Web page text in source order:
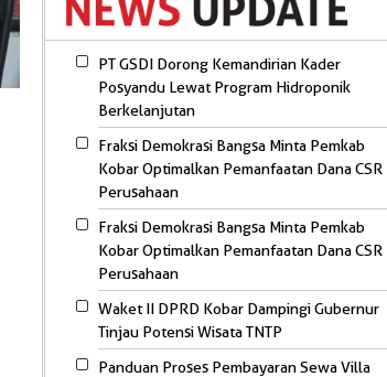
PT GSDI Dorong Kemandirian Kader
Posyandu Lewat Program Hidroponik
Berkelanjutan
Fraksi Demokrasi Bangsa Minta Pemkab
Kobar Optimalkan Pemanfaatan Dana CSR
Perusahaan
Fraksi Demokrasi Bangsa Minta Pemkab
Kobar Optimalkan Pemanfaatan Dana CSR
Perusahaan
Waket II DPRD Kobar Dampingi Gubernur
Tinjau Potensi Wisata TNTP
Panduan Proses Pembayaran Sewa Villa